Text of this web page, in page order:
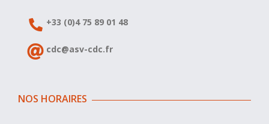
+33 (0)4 75 89 01 48
cdc@asv-cdc.fr
NOS HORAIRES